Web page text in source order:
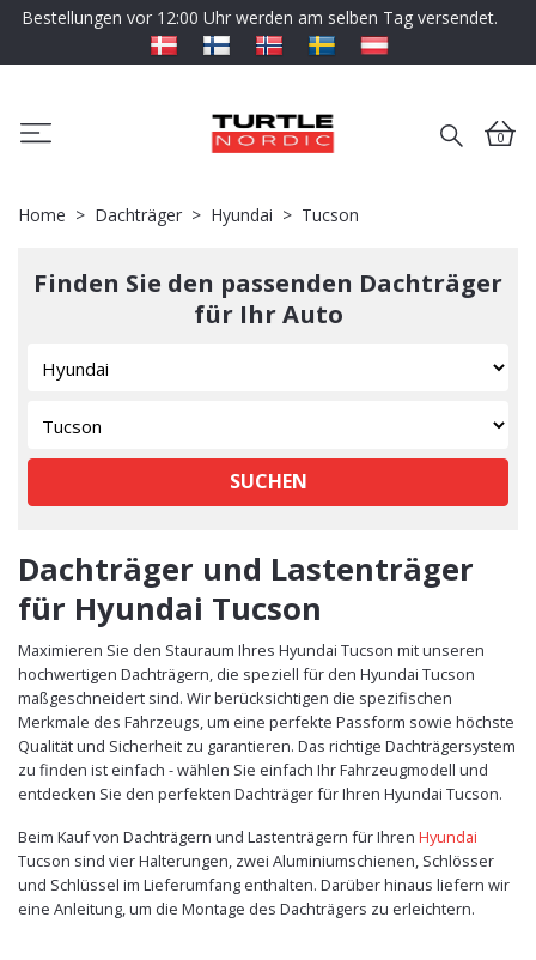
Bestellungen vor 12:00 Uhr werden am selben Tag versendet.
0
Home Dachträger Hyundai Tucson
Finden Sie den passenden Dachträger
für Ihr Auto
SUCHEN
Dachträger und Lastenträger
für Hyundai Tucson
Maximieren Sie den Stauraum Ihres Hyundai Tucson mit unseren
hochwertigen Dachträgern, die speziell für den Hyundai Tucson
maßgeschneidert sind. Wir berücksichtigen die spezifischen
Merkmale des Fahrzeugs, um eine perfekte Passform sowie höchste
Qualität und Sicherheit zu garantieren. Das richtige Dachträgersystem
zu finden ist einfach - wählen Sie einfach Ihr Fahrzeugmodell und
entdecken Sie den perfekten Dachträger für Ihren Hyundai Tucson.
Beim Kauf von Dachträgern und Lastenträgern für Ihren Hyundai
Tucson sind vier Halterungen, zwei Aluminiumschienen, Schlösser
und Schlüssel im Lieferumfang enthalten. Darüber hinaus liefern wir
eine Anleitung, um die Montage des Dachträgers zu erleichtern.